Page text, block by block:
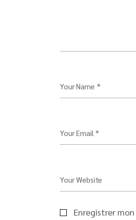
Your Name *
Your Email *
Your Website
Enregistrer